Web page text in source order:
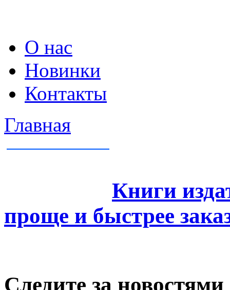
О нас
Новинки
Контакты
Главная
Книги
проще и быстрее
Следите за